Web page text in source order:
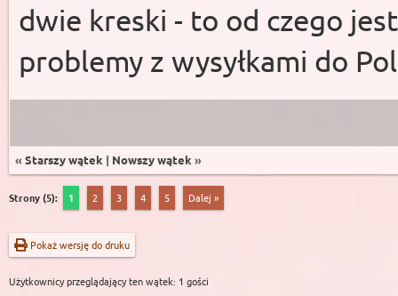
dwie kreski - to od czego
problemy z wysyłkami do
« Starszy wątek | Nowszy wątek »
Strony (5): 1 2 3 4 5 Dalej »
Pokaż wersję do druku
Użytkownicy przeglądający ten wątek: 1 gości